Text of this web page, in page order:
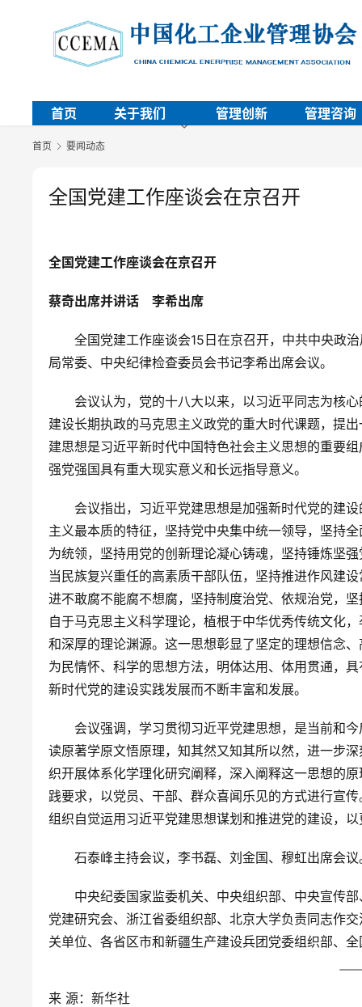
首页 关于我们 管理创新 管理咨询
首页 要闻动态
全国党建工作座谈会在京召开
全国党建工作座谈会在京召开
蔡奇出席并讲话　李希出席
全国党建工作座谈会15日在京召开，中共中央政治
局常委、中央纪律检查委员会书记李希出席会议。
会议认为，党的十八大以来，以习近平同志为核心
建设长期执政的马克思主义政党的重大时代课题，提
建思想是习近平新时代中国特色社会主义思想的重要
强党强国具有重大现实意义和长远指导意义。
会议指出，习近平党建思想是加强新时代党的建设
主义最本质的特征，坚持党中央集中统一领导，坚持
为统领，坚持用党的创新理论凝心铸魂，坚持锤炼坚
当民族复兴重任的高素质干部队伍，坚持推进作风建
进不敢腐不能腐不想腐，坚持制度治党、依规治党，
自于马克思主义科学理论，植根于中华优秀传统文化
和深厚的理论渊源。这一思想彰显了坚定的理想信念
为民情怀、科学的思想方法，明体达用、体用贯通，
新时代党的建设实践发展而不断丰富和发展。
会议强调，学习贯彻习近平党建思想，是当前和今
读原著学原文悟原理，知其然又知其所以然，进一步
织开展体系化学理化研究阐释，深入阐释这一思想的
践要求，以党员、干部、群众喜闻乐见的方式进行宣
组织自觉运用习近平党建思想谋划和推进党的建设，
石泰峰主持会议，李书磊、刘金国、穆虹出席会议
中央纪委国家监委机关、中央组织部、中央宣传部
党建研究会、浙江省委组织部、北京大学负责同志作
关单位、各省区市和新疆生产建设兵团党委组织部、
来 源：新华社